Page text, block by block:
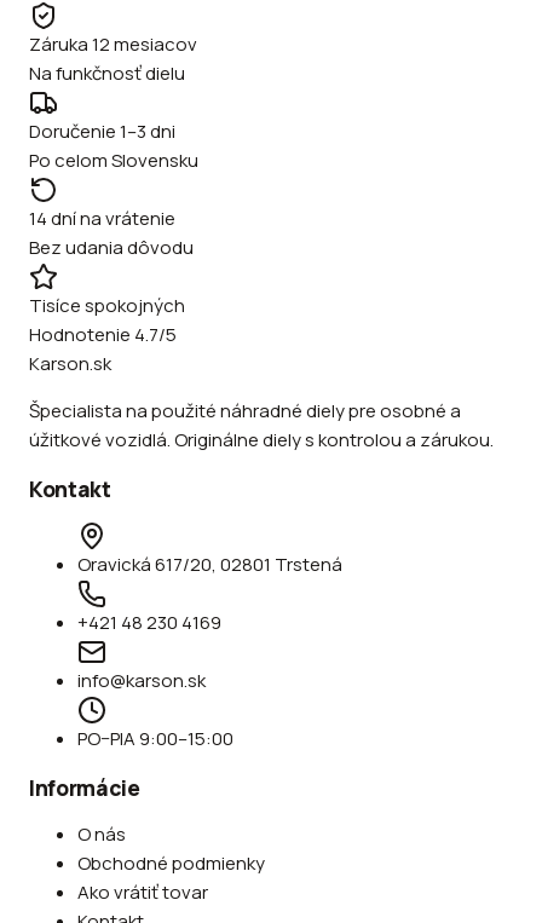
Záruka 12 mesiacov
Na funkčnosť dielu
Doručenie 1–3 dni
Po celom Slovensku
14 dní na vrátenie
Bez udania dôvodu
Tisíce spokojných
Hodnotenie 4.7/5
Karson.sk
Špecialista na použité náhradné diely pre osobné a
úžitkové vozidlá. Originálne diely s kontrolou a zárukou.
Kontakt
Oravická 617/20, 02801 Trstená
+421 48 230 4169
info@karson.sk
PO–PIA 9:00–15:00
Informácie
O nás
Obchodné podmienky
Ako vrátiť tovar